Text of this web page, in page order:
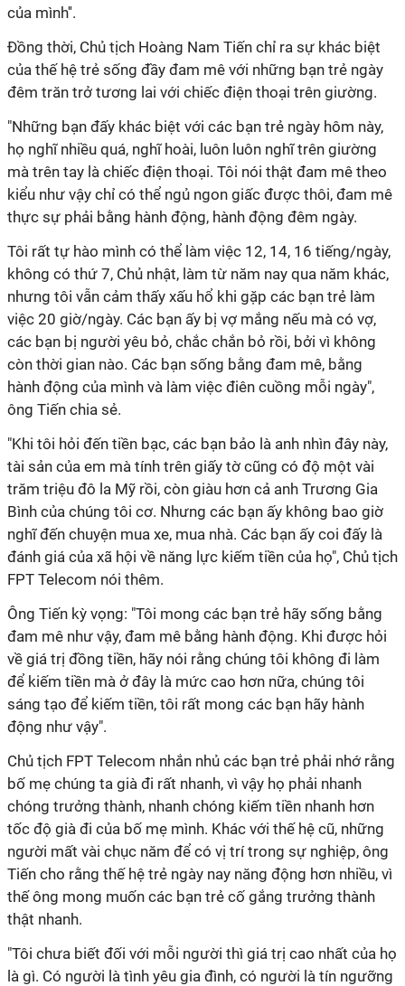
của mình''.
Đồng thời, Chủ tịch Hoàng Nam Tiến chỉ ra sự khác biệt
của thế hệ trẻ sống đầy đam mê với những bạn trẻ ngày
đêm trăn trở tương lai với chiếc điện thoại trên giường.
"Những bạn đấy khác biệt với các bạn trẻ ngày hôm này,
họ nghĩ nhiều quá, nghĩ hoài, luôn luôn nghĩ trên giường
mà trên tay là chiếc điện thoại. Tôi nói thật đam mê theo
kiểu như vậy chỉ có thể ngủ ngon giấc được thôi, đam mê
thực sự phải bằng hành động, hành động đêm ngày.
Tôi rất tự hào mình có thể làm việc 12, 14, 16 tiếng/ngày,
không có thứ 7, Chủ nhật, làm từ năm nay qua năm khác,
nhưng tôi vẫn cảm thấy xấu hổ khi gặp các bạn trẻ làm
việc 20 giờ/ngày. Các bạn ấy bị vợ mắng nếu mà có vợ,
các bạn bị người yêu bỏ, chắc chắn bỏ rồi, bởi vì không
còn thời gian nào. Các bạn sống bằng đam mê, bằng
hành động của mình và làm việc điên cuồng mỗi ngày",
ông Tiến chia sẻ.
"Khi tôi hỏi đến tiền bạc, các bạn bảo là anh nhìn đây này,
tài sản của em mà tính trên giấy tờ cũng có độ một vài
trăm triệu đô la Mỹ rồi, còn giàu hơn cả anh Trương Gia
Bình của chúng tôi cơ. Nhưng các bạn ấy không bao giờ
nghĩ đến chuyện mua xe, mua nhà. Các bạn ấy coi đấy là
đánh giá của xã hội về năng lực kiếm tiền của họ", Chủ tịch
FPT Telecom nói thêm.
Ông Tiến kỳ vọng: "Tôi mong các bạn trẻ hãy sống bằng
đam mê như vậy, đam mê bằng hành động. Khi được hỏi
về giá trị đồng tiền, hãy nói rằng chúng tôi không đi làm
để kiếm tiền mà ở đây là mức cao hơn nữa, chúng tôi
sáng tạo để kiếm tiền, tôi rất mong các bạn hãy hành
động như vậy".
Chủ tịch FPT Telecom nhắn nhủ các bạn trẻ phải nhớ rằng
bố mẹ chúng ta già đi rất nhanh, vì vậy họ phải nhanh
chóng trưởng thành, nhanh chóng kiếm tiền nhanh hơn
tốc độ già đi của bố mẹ mình. Khác với thế hệ cũ, những
người mất vài chục năm để có vị trí trong sự nghiệp, ông
Tiến cho rằng thế hệ trẻ ngày nay năng động hơn nhiều, vì
thế ông mong muốn các bạn trẻ cố gắng trưởng thành
thật nhanh.
"Tôi chưa biết đối với mỗi người thì giá trị cao nhất của họ
là gì. Có người là tình yêu gia đình, có người là tín ngưỡng